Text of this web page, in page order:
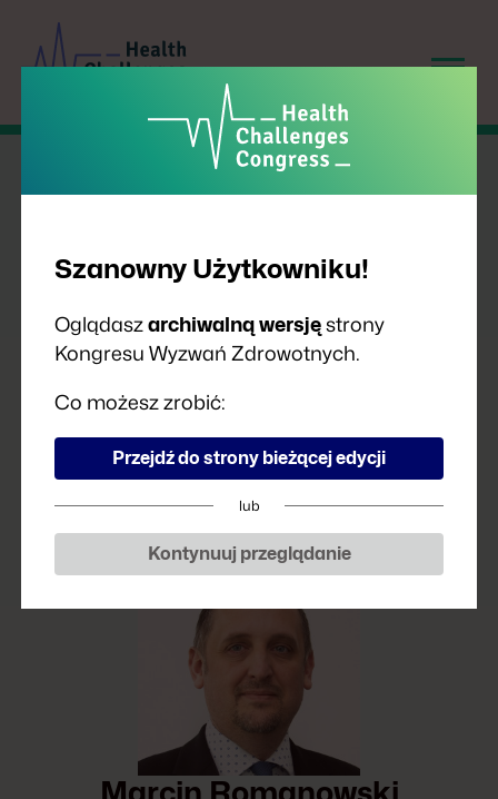
Szanowny Użytkowniku!
Oglądaszarchiwalną wersjęstrony
Kongresu Wyzwań Zdrowotnych.
Co możesz zrobić:
Przejdź do strony bieżącej edycji
lub
Kontynuuj przeglądanie